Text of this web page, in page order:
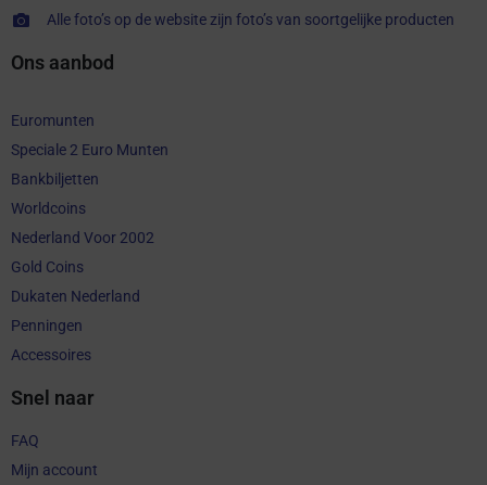
Alle foto’s op de website zijn foto’s van soortgelijke producten
Ons aanbod
Euromunten
Speciale 2 Euro Munten
Bankbiljetten
Worldcoins
Nederland Voor 2002
Gold Coins
Dukaten Nederland
Penningen
Accessoires
Snel naar
FAQ
Mijn account